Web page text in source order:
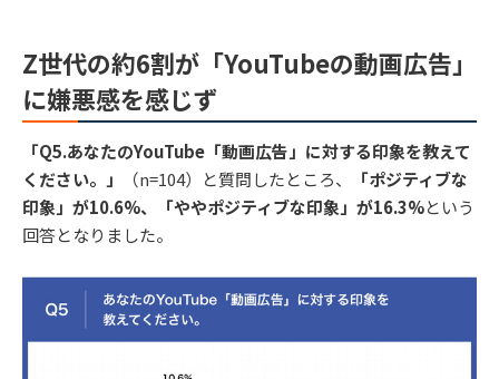
Z世代の約6割が「YouTubeの動画広告」
に嫌悪感を感じず
「Q5.あなたのYouTube「動画広告」に対する印象を教えて
ください。」
（n=104）と質問したところ、
「ポジティブな
印象」が10.6%、「ややポジティブな印象」が16.3%という
回答となりました。